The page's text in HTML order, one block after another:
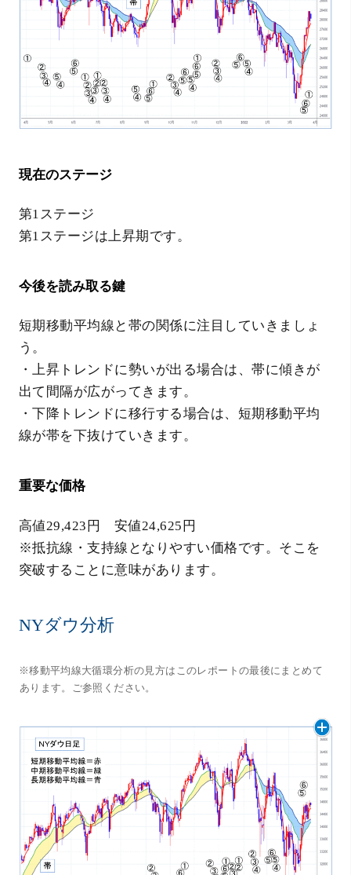
現在のステージ
第1ステージ
第1ステージは上昇期です。
今後を読み取る鍵
短期移動平均線と帯の関係に注目していきましょ
う。
・上昇トレンドに勢いが出る場合は、帯に傾きが
出て間隔が広がってきます。
・下降トレンドに移行する場合は、短期移動平均
線が帯を下抜けていきます。
重要な価格
高値29,423円 安値24,625円
※抵抗線・支持線となりやすい価格です。そこを
突破することに意味があります。
NYダウ分析
※移動平均線大循環分析の見方はこのレポートの最後にまとめて
あります。ご参照ください。